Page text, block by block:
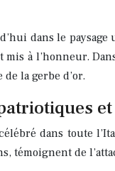
dans le
à l’honneur.
la gerbe d’or.
dans toute
témoignent de